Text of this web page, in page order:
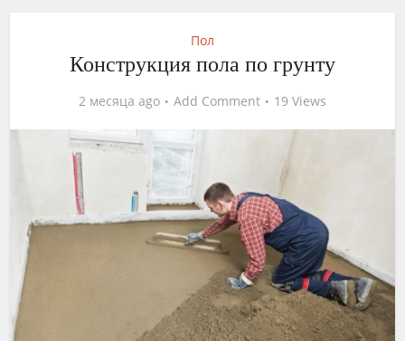
Пол
Конструкция пола по грунту
2 месяца ago Add Comment 19 Views